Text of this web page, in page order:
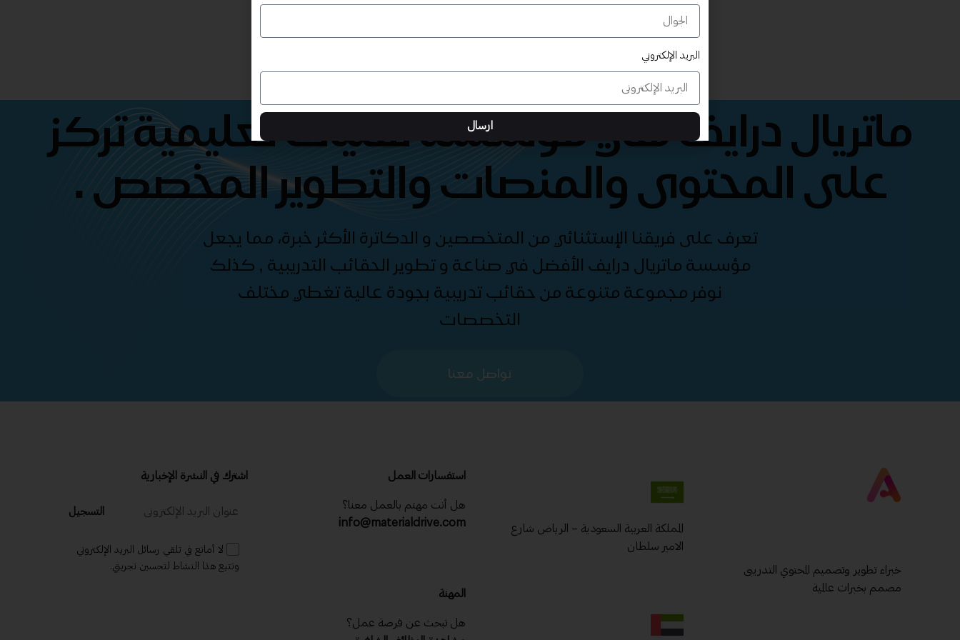
ماتريال درايف هي مؤسسة تقنيات تعليمية تركز
على المحتوى والمنصات والتطوير المخصص .
تعرف على فريقنا الإستثنائي من المتخصصين و الدكاترة الأكثر خبرة، مما يجعل
مؤسسة ماتريال درايف الأفضل في صناعة و تطوير الحقائب التدريبية , كذلك
نوفر مجموعة متنوعة من حقائب تدريبية بجودة عالية تغطي مختلف
التخصصات
تواصل معنا
خبراء تطوير وتصميم المحتوي التدريبى
مصمم بخبرات عالمية
المملكة العربية السعودية – الرياض شارع
الامير سلطان
استفسارات العمل
هل أنت مهتم بالعمل معنا؟
info@materialdrive.com
المهنة
هل تبحث عن فرصة عمل؟
اشترك في النشرة الإخبارية
التسجيل
لا أمانع في تلقي رسائل البريد الإلكتروني
وتتبع هذا النشاط لتحسين تجربتي.
البريد الإلكتروني
ارسال